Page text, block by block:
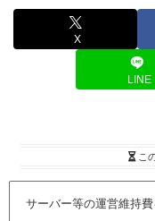
X
LINE
こ
サーバー等の運営維持